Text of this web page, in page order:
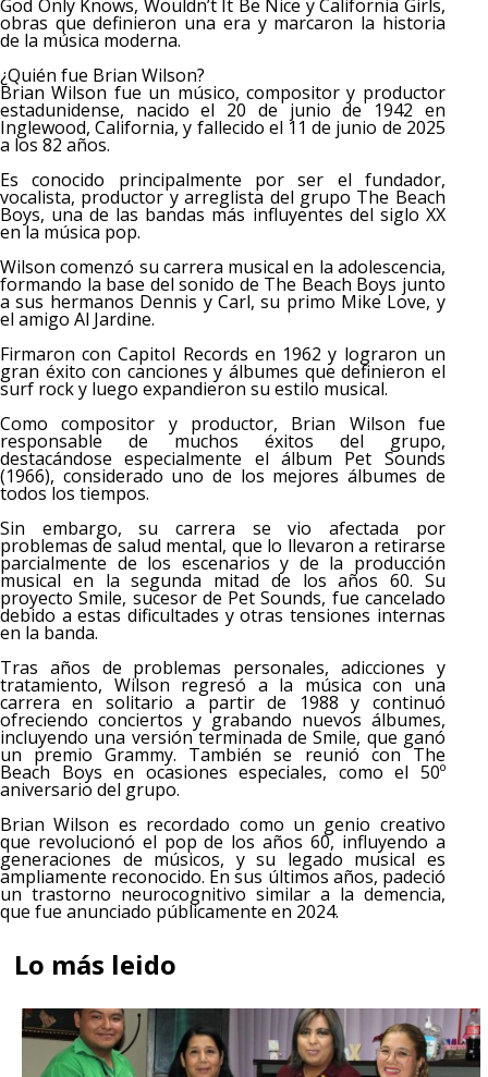
God Only Knows, Wouldn’t It Be Nice y California Girls,
obras que definieron una era y marcaron la historia
de la música moderna.
¿Quién fue Brian Wilson?
Brian Wilson fue un músico, compositor y productor
estadunidense, nacido el 20 de junio de 1942 en
Inglewood, California, y fallecido el 11 de junio de 2025
a los 82 años.
Es conocido principalmente por ser el fundador,
vocalista, productor y arreglista del grupo The Beach
Boys, una de las bandas más influyentes del siglo XX
en la música pop.
Wilson comenzó su carrera musical en la adolescencia,
formando la base del sonido de The Beach Boys junto
a sus hermanos Dennis y Carl, su primo Mike Love, y
el amigo Al Jardine.
Firmaron con Capitol Records en 1962 y lograron un
gran éxito con canciones y álbumes que definieron el
surf rock y luego expandieron su estilo musical.
Como compositor y productor, Brian Wilson fue
responsable de muchos éxitos del grupo,
destacándose especialmente el álbum Pet Sounds
(1966), considerado uno de los mejores álbumes de
todos los tiempos.
Sin embargo, su carrera se vio afectada por
problemas de salud mental, que lo llevaron a retirarse
parcialmente de los escenarios y de la producción
musical en la segunda mitad de los años 60. Su
proyecto Smile, sucesor de Pet Sounds, fue cancelado
debido a estas dificultades y otras tensiones internas
en la banda.
Tras años de problemas personales, adicciones y
tratamiento, Wilson regresó a la música con una
carrera en solitario a partir de 1988 y continuó
ofreciendo conciertos y grabando nuevos álbumes,
incluyendo una versión terminada de Smile, que ganó
un premio Grammy. También se reunió con The
Beach Boys en ocasiones especiales, como el 50º
aniversario del grupo.
Brian Wilson es recordado como un genio creativo
que revolucionó el pop de los años 60, influyendo a
generaciones de músicos, y su legado musical es
ampliamente reconocido. En sus últimos años, padeció
un trastorno neurocognitivo similar a la demencia,
que fue anunciado públicamente en 2024.
Lo más leido